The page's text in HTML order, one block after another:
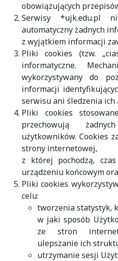
obowiązujących
Serwisy *ujk.edu.pl
automatyczny żadnych
z wyjątkiem informacji
Pliki cookies (tzw.
informatyczne.
wykorzystywany do
informacji
serwisu ani śledzenia ich
Pliki cookies
przechowują
użytkowników. Cookies
strony internetowej,
z której pochodzą,
urządzeniu końcowym
Pliki cookies
celu:
tworzenia statystyk,
w jaki sposób
ze stron
ulepszanie ich
utrzymanie sesji